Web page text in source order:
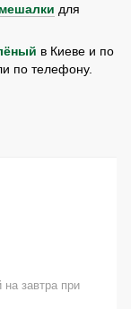
для
в Киеве и по
по телефону.
на завтра при